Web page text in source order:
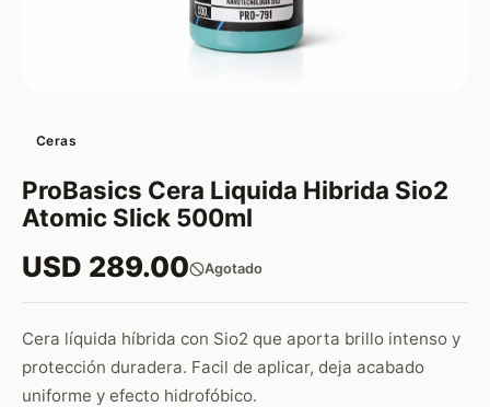
Ceras
ProBasics Cera Liquida Hibrida Sio2
Atomic Slick 500ml
USD 289.00 Agotado
Cera líquida híbrida con Sio2 que aporta brillo intenso y
protección duradera. Facil de aplicar, deja acabado
uniforme y efecto hidrofóbico.